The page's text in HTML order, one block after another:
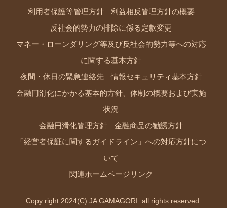
利用者保護等管理方針 利益相反管理方針の概要
反社会的勢力の排除に係る定款変更
マネー・ローンダリング等及び反社会的勢力等への対応
に関する基本方針
夜間・休日の緊急連絡先 情報セキュリティ基本方針
金融円滑化にかかる基本的方針、体制の概要および実施
状況
金融円滑化管理方針 金融商品の勧誘方針
「経営者保証に関するガイドライン」への対応方針につ
いて
関連ホームページリンク
Copy right 2024(C) JA GAMAGORI. all rights reserved.